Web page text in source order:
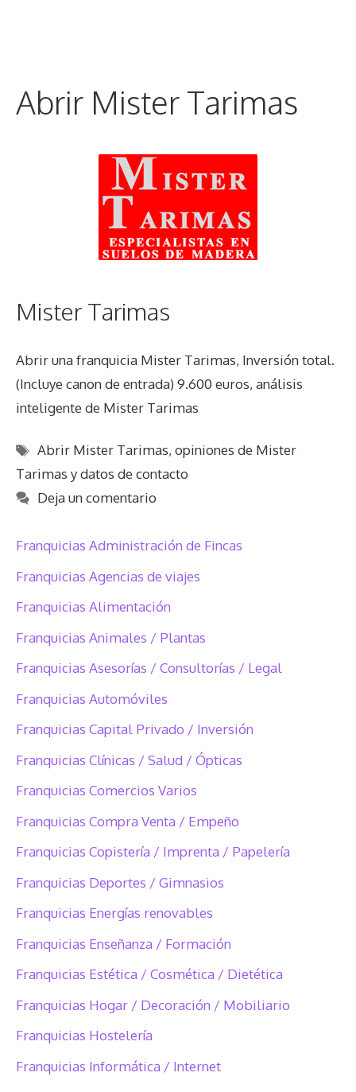
Abrir Mister Tarimas
Mister Tarimas
Abrir una franquicia Mister Tarimas, Inversión total.
(Incluye canon de entrada) 9.600 euros, análisis
inteligente de Mister Tarimas
Etiquetas
Abrir Mister Tarimas,opiniones de Mister
Tarimas y datos de contacto
Deja un comentario
Franquicias Administración de Fincas
Franquicias Agencias de viajes
Franquicias Alimentación
Franquicias Animales / Plantas
Franquicias Asesorías / Consultorías / Legal
Franquicias Automóviles
Franquicias Capital Privado / Inversión
Franquicias Clínicas / Salud / Ópticas
Franquicias Comercios Varios
Franquicias Compra Venta / Empeño
Franquicias Copistería / Imprenta / Papelería
Franquicias Deportes / Gimnasios
Franquicias Energías renovables
Franquicias Enseñanza / Formación
Franquicias Estética / Cosmética / Dietética
Franquicias Hogar / Decoración / Mobiliario
Franquicias Hostelería
Franquicias Informática / Internet